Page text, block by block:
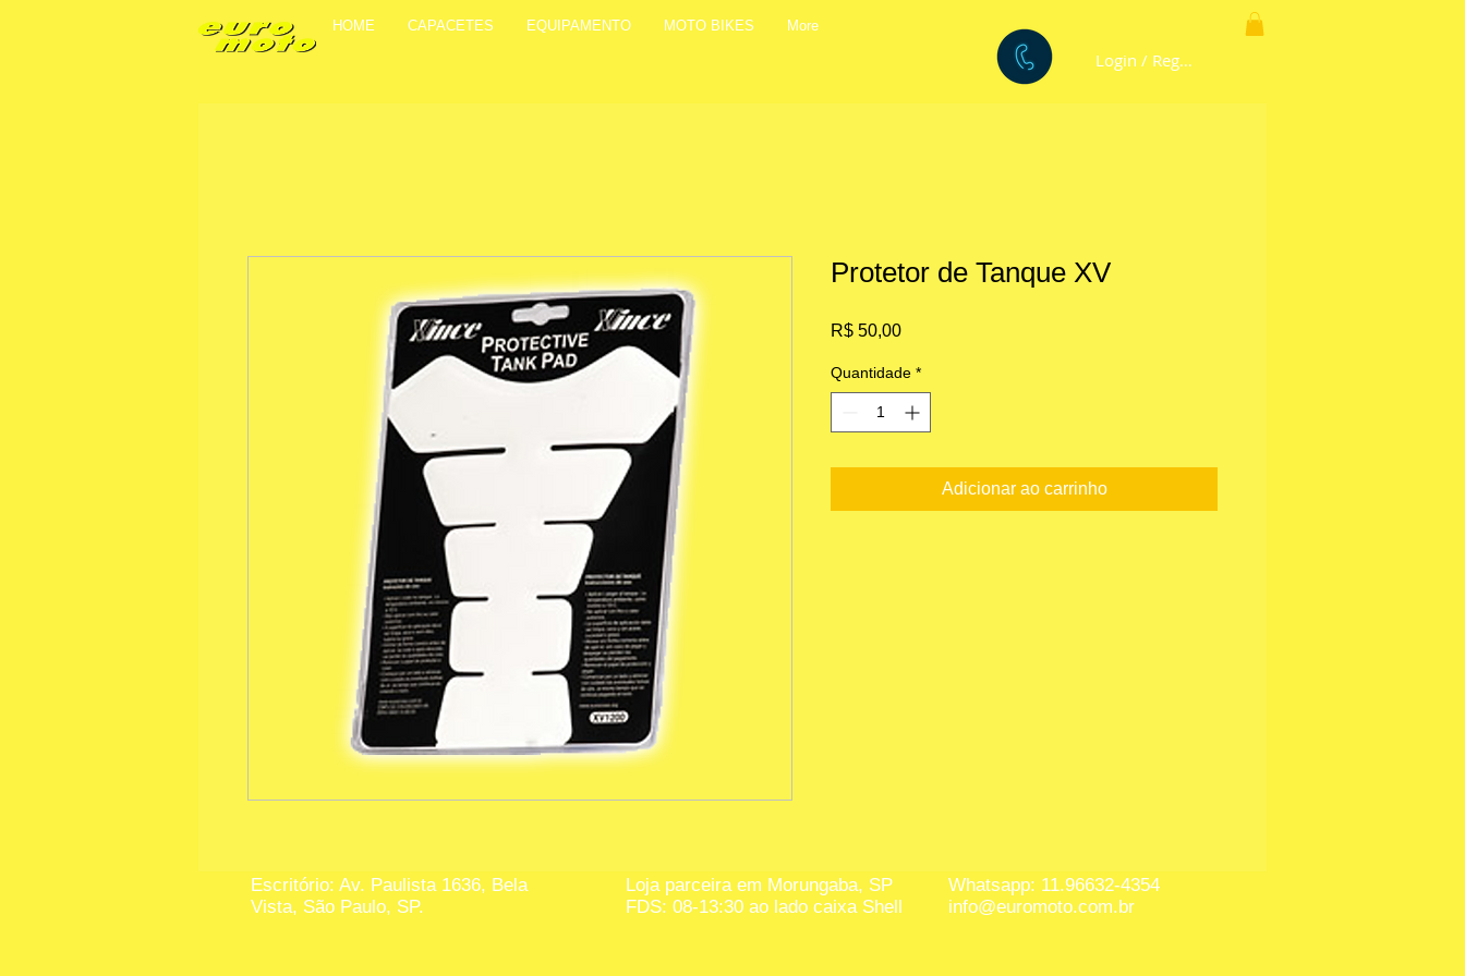
HOME CAPACETES EQUIPAMENTO MOTO BIKES More
Login / Registre-se
Protetor de Tanque XV
R$ 50,00Preço
Quantidade *
Adicionar ao carrinho
Escritório: Av. Paulista 1636, Bela
Vista, São Paulo, SP.
Loja parceira em Morungaba, SP
FDS: 08-13:30 ao lado caixa Shell
Whatsapp: 11.96632-4354
info@euromoto.com.br